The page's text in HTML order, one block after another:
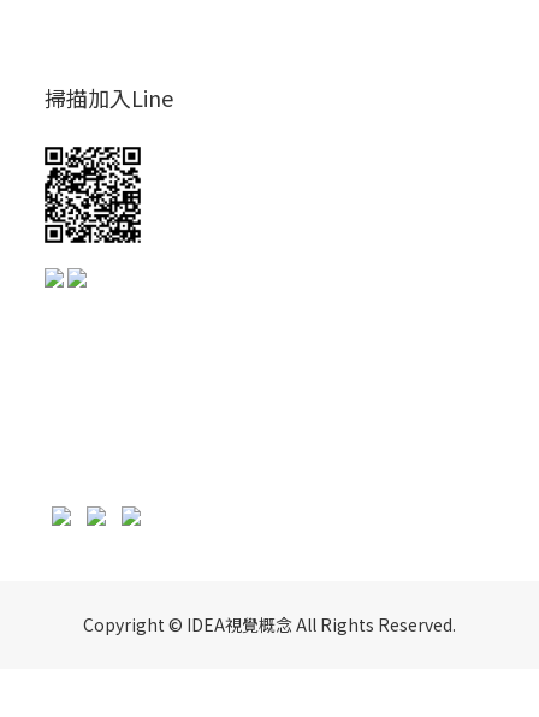
掃描加入Line
Copyright © IDEA視覺概念 All Rights Reserved.